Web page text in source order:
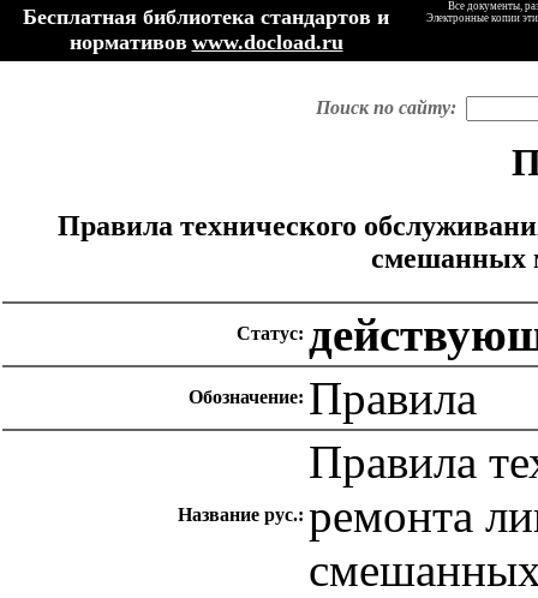
Бесплатная библиотека стандартов и
нормативов www.docload.ru
Все документы,
Электронные копии
Поиск по сайту:
Правила технического
смешанных
Статус:
Обозначение: Правила
Название рус.:
Правила
ремонта